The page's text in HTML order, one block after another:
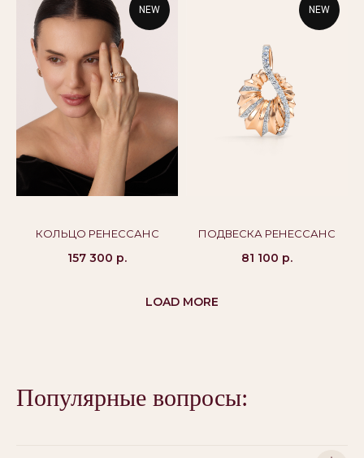
NEW
КОЛЬЦО РЕНЕССАНС
157 300 р.
NEW
ПОДВЕСКА РЕНЕССАНС
81 100 р.
LOAD MORE
Популярные вопросы: